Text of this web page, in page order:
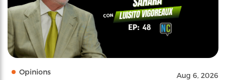
Opinions Aug 6, 2026